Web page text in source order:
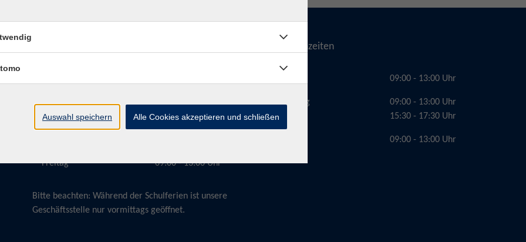
Dienstag
Freitag
15:30 - 17:30 Uhr
09:00 - 13:00 Uhr
Bitte beachten: Während der Schulferien ist unsere
Geschäftsstelle nur vormittags geöffnet.
Telefonzeiten
Dienstag
09:00 - 13:00 Uhr
09:00 - 13:00 Uhr
15:30 - 17:30 Uhr
09:00 - 13:00 Uhr
Auswahl speichern Alle Cookies akzeptieren und schließen